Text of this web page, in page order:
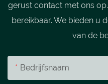
gerust contact met ons
bereikbaar. We bieden u
van de
Bedrijfsnaam